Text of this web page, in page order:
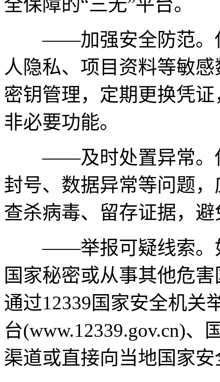
全保障的“三无”平台。
——加强安全防范。使
人隐私、项目资料等敏
密钥管理，定期更换凭
非必要功能。
——及时处置异常。使
封号、数据异常等问题
查杀病毒、留存证据，
——举报可疑线索。如
国家秘密或从事其他危
通过12339国家安全机关
台(www.12339.gov.cn)
渠道或直接向当地国家